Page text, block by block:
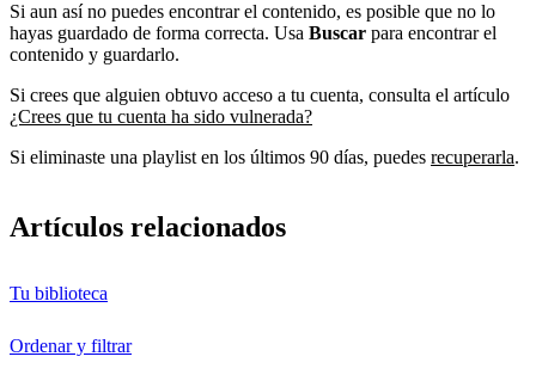
Si aun así no puedes encontrar el contenido, es posible que no lo
hayas guardado de forma correcta. Usa Buscar para encontrar el
contenido y guardarlo.
Si crees que alguien obtuvo acceso a tu cuenta, consulta el artículo
¿Crees que tu cuenta ha sido vulnerada?
Si eliminaste una playlist en los últimos 90 días, puedes recuperarla.
Artículos relacionados
Tu biblioteca
Ordenar y filtrar